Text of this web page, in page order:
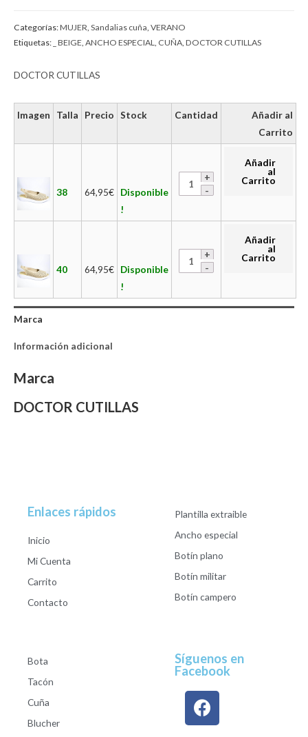
Categorías:MUJER Sandalias cuña VERANO
Etiquetas: _ BEIGE ANCHO ESPECIAL CUÑA DOCTOR CUTILLAS
DOCTOR CUTILLAS
Imagen Talla Precio Stock Cantidad
Añadir al
Carrito
38 64,95€ Disponible
!
Añadir
al
Carrito
40 64,95€ Disponible
!
Añadir
al
Carrito
Marca
Información adicional
Marca
DOCTOR CUTILLAS
Enlaces rápidos
Inicio
Mi Cuenta
Carrito
Contacto
Plantilla extraible
Ancho especial
Botín plano
Botín militar
Botín campero
Bota
Tacón
Cuña
Blucher
Síguenos en
Facebook